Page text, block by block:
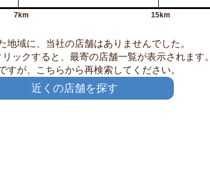
7km 15km
地域に、当社の店舗はありませんでした。
ックすると、最寄の店舗一覧が表示されます。
すが、こちらから再検索してください。
近くの店舗を探す